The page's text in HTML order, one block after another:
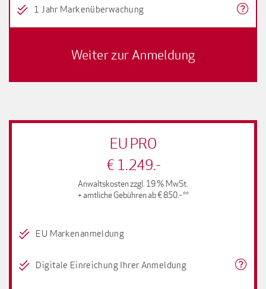
1 Jahr Markenüberwachung
EU PRO
€ 1.249.-
Anwaltskosten zzgl. 19 % MwSt.
+ amtliche Gebühren ab € 850.- **
EU Markenanmeldung
Digitale Einreichung Ihrer Anmeldung